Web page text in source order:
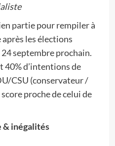
partie pour rempiler à
les élections
septembre prochain.
40% d’intentions de
CSU (conservateur /
proche de celui de
& inégalités